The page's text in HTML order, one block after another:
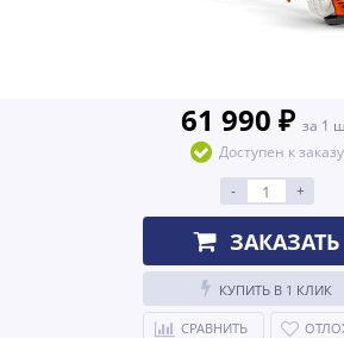
61 990 ₽ за 1
Доступен к заказу
-
+
ЗАКАЗАТЬ
КУПИТЬ В 1 КЛИК
СРАВНИТЬ